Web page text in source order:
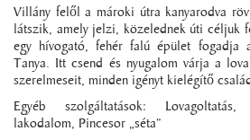
Villány felől a mároki útra kanyarodva
látszik, amely jelzi, közelednek úti céljuk
egy hívogató, fehér falú épület fogadja
Tanya. Itt csend és nyugalom várja a
szerelmeseit, minden igényt kielégítő
Egyéb szolgáltatások: Lovagoltatás,
lakodalom, Pincesor „séta”